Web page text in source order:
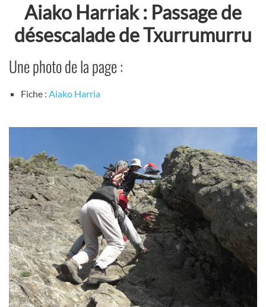
Aiako Harriak : Passage de
désescalade de Txurrumurru
Une photo de la page :
Fiche : Aiako Harria